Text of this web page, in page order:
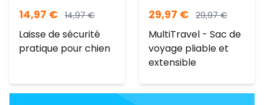
14,97 € 14,97€
Laisse de sécurité
pratique pour chien
29,97 € 29,97€
MultiTravel - Sac de
voyage pliable et
extensible